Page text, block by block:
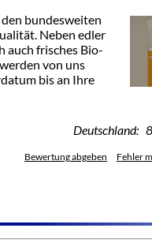
bundesweiten
Neben edler
auch frisches Bio-
von uns
bis an Ihre
Deutschland:
Bewertung abgeben Fehler